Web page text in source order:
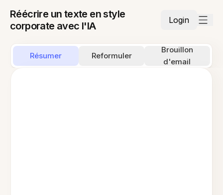
Réécrire un texte en style
corporate avec l'IA
Login
Résumer Reformuler
Brouillon
d'email